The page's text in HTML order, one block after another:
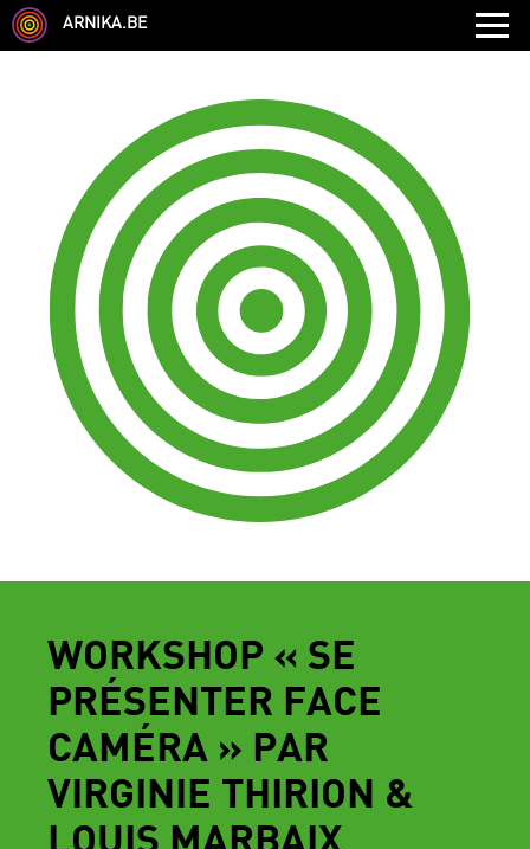
ARNIKA.BE
WORKSHOP « SE
PRÉSENTER FACE
CAMÉRA » PAR
VIRGINIE THIRION &